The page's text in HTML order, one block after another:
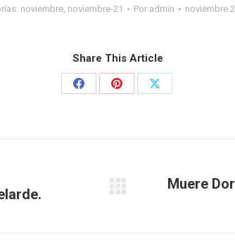
noviembre, noviembre-21 Por admin noviembre
Share This Article
Muere